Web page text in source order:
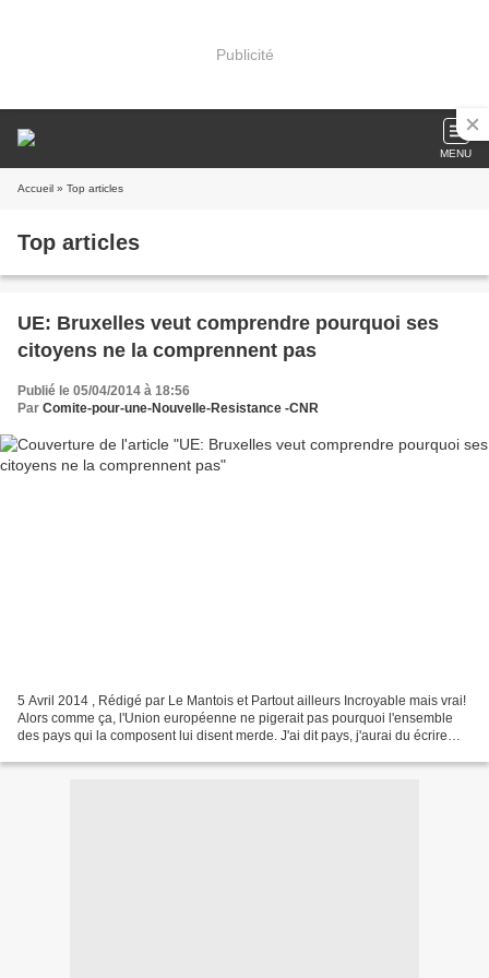
Publicité
MENU
Accueil » Top articles
Top articles
UE: Bruxelles veut comprendre pourquoi ses
citoyens ne la comprennent pas
Publié le 05/04/2014 à 18:56
Par Comite-pour-une-Nouvelle-Resistance -CNR
5 Avril 2014 , Rédigé par Le Mantois et Partout ailleurs Incroyable mais vrai!
Alors comme ça, l'Union européenne ne pigerait pas pourquoi l'ensemble
des pays qui la composent lui disent merde. J'ai dit pays, j'aurai du écrire